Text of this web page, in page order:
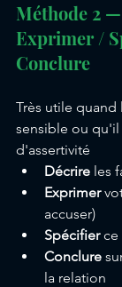
Méthode 2
Exprimer /
Conclure
Très utile quand
sensible ou qu'il
d'assertivité
Décrire les
Exprimer
accuser)
Spécifier ce
Conclure
la relation